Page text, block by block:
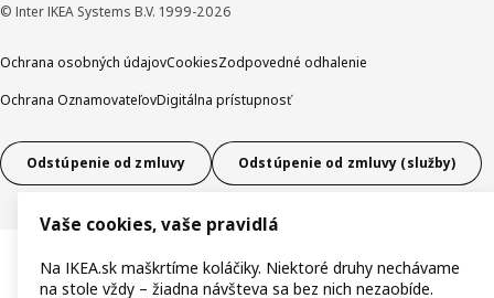
© Inter IKEA Systems B.V. 1999-2026
Ochrana osobných údajovCookiesZodpovedné odhalenie
Ochrana OznamovateľovDigitálna prístupnosť
Odstúpenie od zmluvy Odstúpenie od zmluvy (služby)
Vaše cookies, vaše pravidlá
Na IKEA.sk maškrtíme koláčiky. Niektoré druhy nechávame
na stole vždy – žiadna návšteva sa bez nich nezaobíde.